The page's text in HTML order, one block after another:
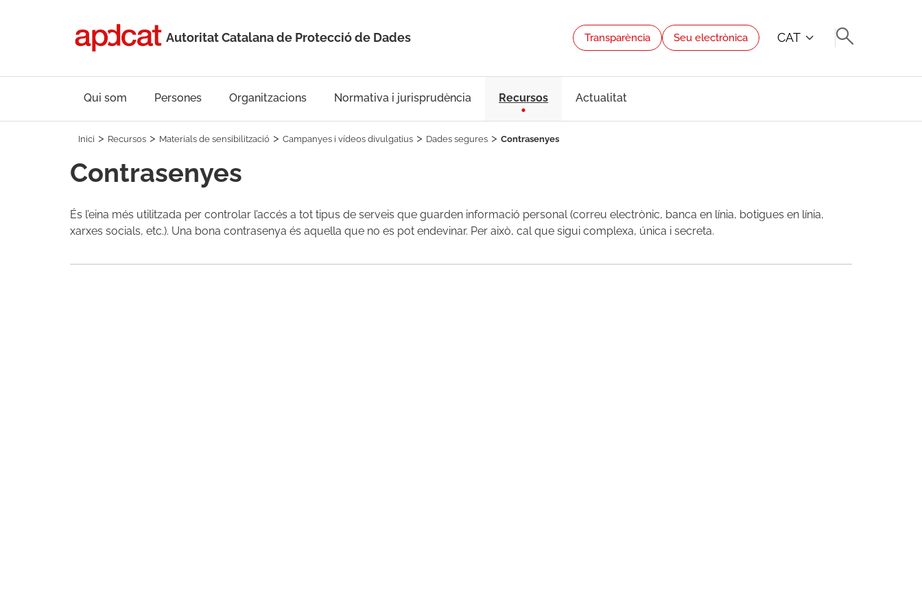
Autoritat Catalana de Protecció de Dades Transparència Seu electrònica CAT
Qui som Persones Organitzacions Normativa i jurisprudència Recursos Actualitat
Inici Recursos Materials de sensibilització Campanyes i vídeos divulgatius Dades segures Contrasenyes
Contrasenyes
És l’eina més utilitzada per controlar l’accés a tot tipus de serveis que guarden informació personal (correu electrònic, banca en línia, botigues en línia,
xarxes socials, etc.). Una bona contrasenya és aquella que no es pot endevinar. Per això, cal que sigui complexa, única i secreta.